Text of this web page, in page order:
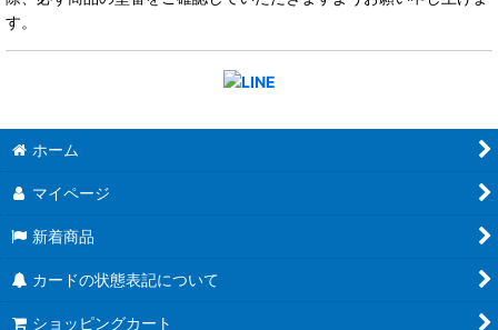
す。
ホーム
マイページ
新着商品
カードの状態表記について
ショッピングカート